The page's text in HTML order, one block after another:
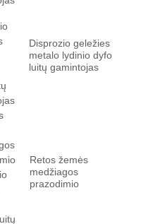
Disprozio geležies
metalo lydinio dyfo
luitų gamintojas
Retos žemės
medžiagos
prazodimio